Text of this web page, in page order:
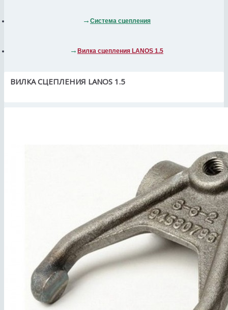
Система сцепления
Вилка сцепления LANOS 1.5
ВИЛКА СЦЕПЛЕНИЯ LANOS 1.5